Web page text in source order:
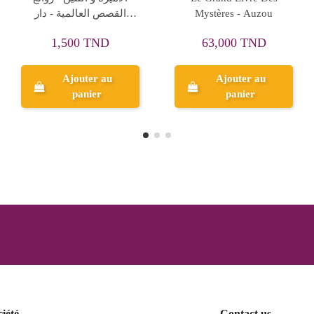
دنيا للنشروالتوزيع
1,250 TND
Aperçu
في القصص - دار الماسة
1,750 TND
Ajouter au
panier